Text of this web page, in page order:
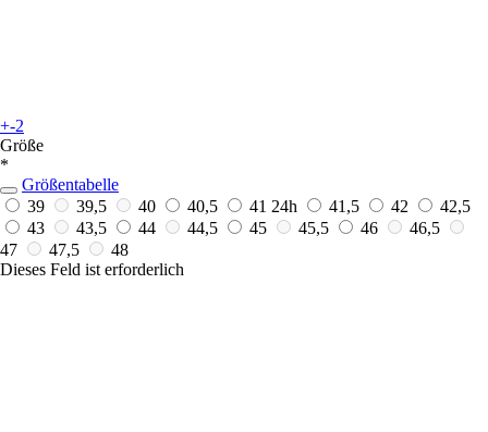
+-2
Größe
*
Größentabelle
39
39,5 40 40,5 41 24h 41,5 42
42,5
43
43,5 44 44,5 45 45,5 46
46,5
47
47,5
48
Dieses Feld ist erforderlich